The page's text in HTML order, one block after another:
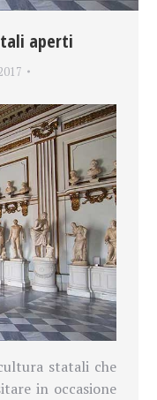
aperti
statali che
in occasione